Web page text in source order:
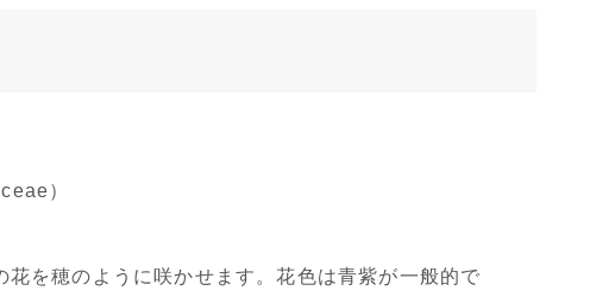
）
花を穂のように咲かせます。花色は青紫が一般的で